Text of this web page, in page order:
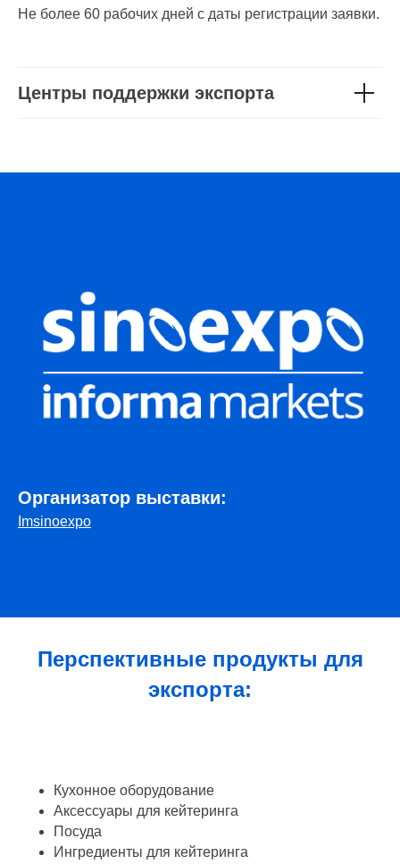
Не более 60 рабочих дней с даты регистрации заявки.
Центры поддержки экспорта
Организатор выставки:
Imsinoexpo
Перспективные продукты для
экспорта:
Кухонное оборудование
Аксессуары для кейтеринга
Посуда
Ингредиенты для кейтеринга